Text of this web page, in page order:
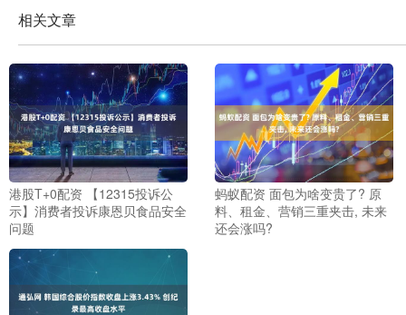
相关文章
港股T+0配资 【12315投诉公
示】消费者投诉康恩贝食品安全
问题
蚂蚁配资 面包为啥变贵了? 原
料、租金、营销三重夹击, 未来
还会涨吗?